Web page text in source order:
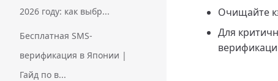
2026 году: как выбр...
Бесплатная SMS-
верификация в Японии |
Гайд по в...
Очищайте
Для